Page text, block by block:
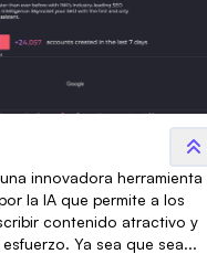
innovadora herramienta
la IA que permite a los
contenido atractivo y
Ya sea que sea...